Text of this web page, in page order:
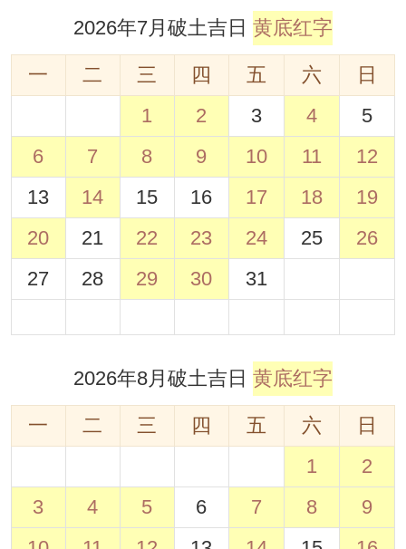
2026年7月破土吉日 黄底红字
一 二 三 四 五 六
日
1
2 3 4
5
6
7 8 9 10 11
12
13
14 15 16 17 18
19
20
21 22 23 24 25
26
27
28 29 30 31
2026年8月破土吉日 黄底红字
一 二 三 四 五 六
日
1
2
3
4 5 6 7 8
9